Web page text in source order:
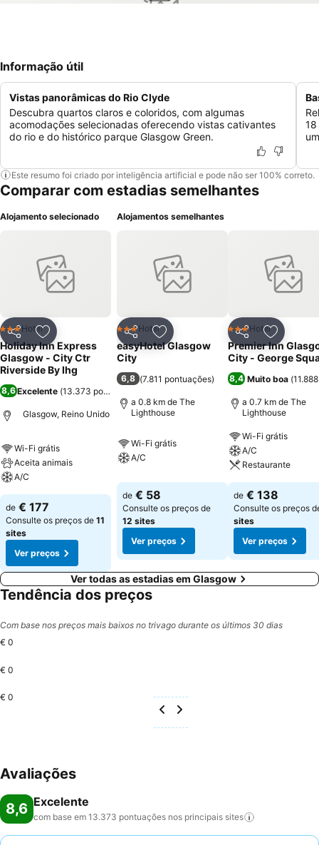
Informação útil
Vistas panorâmicas do Rio Clyde
Descubra quartos claros e coloridos, com algumas
acomodações selecionadas oferecendo vistas cativantes
do rio e do histórico parque Glasgow Green.
Este resumo foi criado por inteligência artificial e pode não ser 100% correto.
Comparar com estadias semelhantes
Alojamento selecionado
PartilharAdicionar aos favoritos
3 Estrelas
Hotel
Holiday Inn Express
Glasgow - City Ctr
Riverside By Ihg
8,6Excelente (13.373 pontuações
Glasgow, Reino Unido
Wi-Fi grátis
Aceita animais
A/C
de € 177
Consulte os preços de 11
sites
Ver preços
Alojamentos semelhantes
PartilharAdicionar aos favoritos
3 Estrelas
Hotel
easyHotel Glasgow
City
6,8 (7.811 pontuações)
a 0.8 km de The
Lighthouse
Wi-Fi grátis
A/C
de € 58
Consulte os preços de
12 sites
Ver preços
Partilhar
3 Estrelas
Hotel
Premier Inn
City - George
8,4 Muito boa (
a 0.7 km de The
Lighthouse
Wi-Fi grátis
A/C
Restaurante
de € 138
Consulte os preços
sites
Ver preços
Ver todas as estadias em Glasgow
Tendência dos preços
Com base nos preços mais baixos no trivago durante os últimos 30 dias
€ 0
€ 0
€ 0
Avaliações
8,6 Excelente
com base em 13.373 pontuações nos principais sites